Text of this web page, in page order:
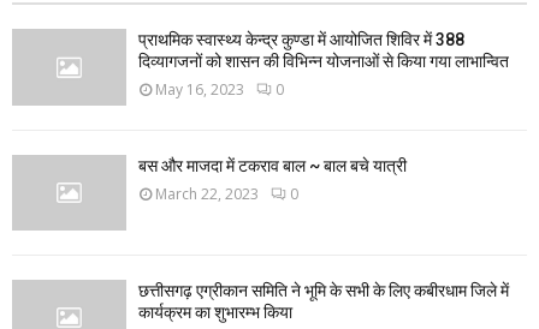
प्राथमिक स्वास्थ्य केन्द्र कुण्डा में आयोजित शिविर में 388
दिव्यागजनों को शासन की विभिन्न योजनाओं से किया गया लाभान्वित
May 16, 2023 0
बस और माजदा में टकराव बाल ~ बाल बचे यात्री
March 22, 2023 0
छत्तीसगढ़ एग्रीकान समिति ने भूमि के सभी के लिए कबीरधाम जिले में
कार्यक्रम का शुभारम्भ किया